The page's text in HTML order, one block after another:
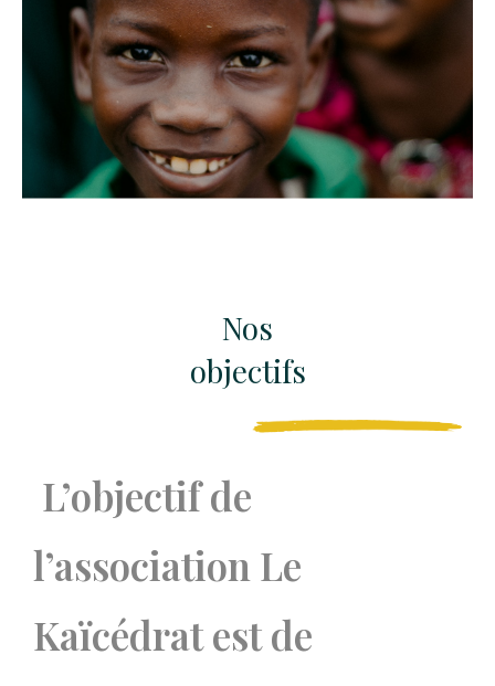
Nos
objectifs
L’objectif de
l’association Le
Kaïcédrat est de